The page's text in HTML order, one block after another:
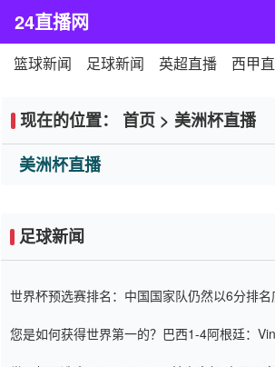
24直播网
篮球新闻 足球新闻 英超直播 西甲
现在的位置： 首页 > 美洲杯直播
美洲杯直播
足球新闻
世界杯预选赛排名：中国国家队仍然以6分排名
您是如何获得世界第一的？巴西1-4阿根廷：